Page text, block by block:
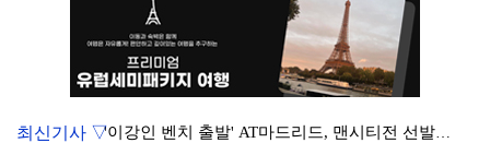
'이강인 벤치 출발' AT마드리드, 맨시티전 선발 라인…
최신기사 ▽